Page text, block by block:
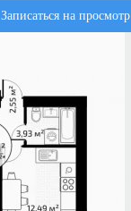
Записаться на просмотр